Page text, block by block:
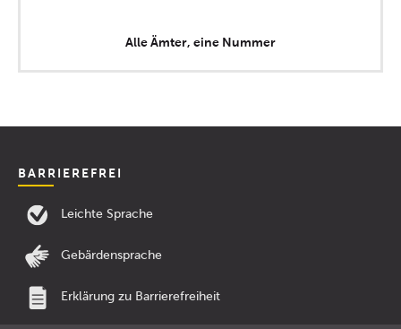
Alle Ämter, eine Nummer
BARRIEREFREI
Leichte Sprache
Gebärdensprache
Erklärung zu Barrierefreiheit